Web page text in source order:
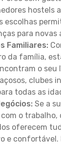
hostels
escolhas
para novas
Familiares:
da família,
o seu
clubes
todas as
Se a
o trabalho,
oferecem
e confortável.